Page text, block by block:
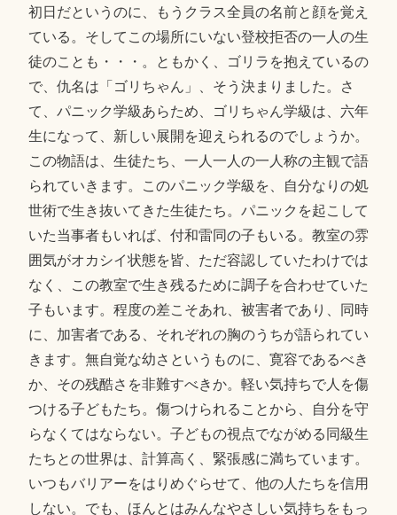
初日だというのに、もうクラス全員の名前と顔を覚え
ている。そしてこの場所にいない登校拒否の一人の生
徒のことも・・・。ともかく、ゴリラを抱えているの
で、仇名は「ゴリちゃん」、そう決まりました。さ
て、パニック学級あらため、ゴリちゃん学級は、六年
生になって、新しい展開を迎えられるのでしょうか。
この物語は、生徒たち、一人一人の一人称の主観で語
られていきます。このパニック学級を、自分なりの処
世術で生き抜いてきた生徒たち。パニックを起こして
いた当事者もいれば、付和雷同の子もいる。教室の雰
囲気がオカシイ状態を皆、ただ容認していたわけでは
なく、この教室で生き残るために調子を合わせていた
子もいます。程度の差こそあれ、被害者であり、同時
に、加害者である、それぞれの胸のうちが語られてい
きます。無自覚な幼さというものに、寛容であるべき
か、その残酷さを非難すべきか。軽い気持ちで人を傷
つける子どもたち。傷つけられることから、自分を守
らなくてはならない。子どもの視点でながめる同級生
たちとの世界は、計算高く、緊張感に満ちています。
いつもバリアーをはりめぐらせて、他の人たちを信用
しない。でも、ほんとはみんなやさしい気持ちをもっ